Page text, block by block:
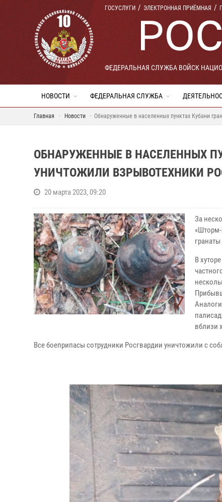
ГОСУСЛУГИ ЭЛЕКТРОННАЯ ПРИЁМНАЯ
ФЕДЕРАЛЬНАЯ СЛУЖБА ВОЙСК
НОВОСТИ ФЕДЕРАЛЬНАЯ СЛУЖБА
Главная Новости Обнаруженные в населенных пунктах Кубани
ОБНАРУЖЕННЫЕ В НАСЕЛЕННЫХ
УНИЧТОЖИЛИ ВЗРЫВОТЕХНИКИ
20 марта 2023, 09:20
За
В
вблизи
Все боеприпасы сотрудники Росгвардии уничтожили с